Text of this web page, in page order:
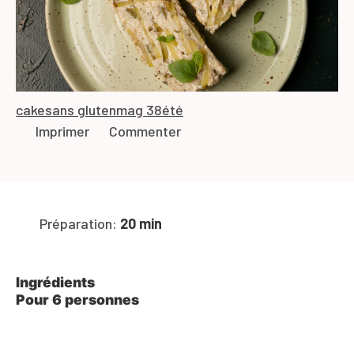
cakesans glutenmag 38été
Imprimer
Commenter
Préparation: 20 min
Ingrédients
Pour 6 personnes